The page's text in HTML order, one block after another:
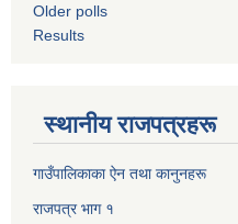
Older polls
Results
स्थानीय राजपत्रहरू
गाउँपालिकाका ऐन तथा कानुनहरू
राजपत्र भाग १